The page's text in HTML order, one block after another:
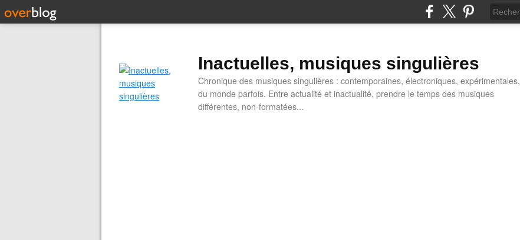
Inactuelles, musiques singulières
Chronique des musiques singulières : contemporaines, électroniques, expérimentales,
du monde parfois. Entre actualité et inactualité, prendre le temps des musiques
différentes, non-formatées...